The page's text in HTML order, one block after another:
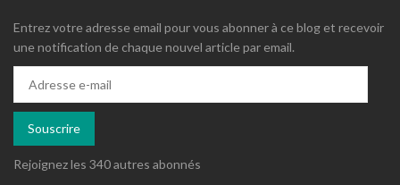
Entrez votre adresse email pour vous abonner à ce blog et recevoir
une notification de chaque nouvel article par email.
mail
Souscrire
Rejoignez les 340 autres abonnés